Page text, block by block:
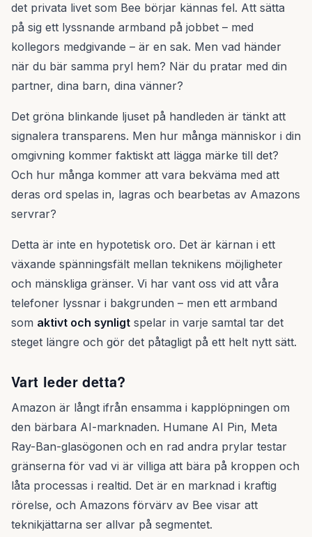
det privata livet som Bee börjar kännas fel. Att sätta
på sig ett lyssnande armband på jobbet – med
kollegors medgivande – är en sak. Men vad händer
när du bär samma pryl hem? När du pratar med din
partner, dina barn, dina vänner?
Det gröna blinkande ljuset på handleden är tänkt att
signalera transparens. Men hur många människor i din
omgivning kommer faktiskt att lägga märke till det?
Och hur många kommer att vara bekväma med att
deras ord spelas in, lagras och bearbetas av Amazons
servrar?
Detta är inte en hypotetisk oro. Det är kärnan i ett
växande spänningsfält mellan teknikens möjligheter
och mänskliga gränser. Vi har vant oss vid att våra
telefoner lyssnar i bakgrunden – men ett armband
som aktivt och synligt spelar in varje samtal tar det
steget längre och gör det påtagligt på ett helt nytt sätt.
Vart leder detta?
Amazon är långt ifrån ensamma i kapplöpningen om
den bärbara AI-marknaden. Humane AI Pin, Meta
Ray-Ban-glasögonen och en rad andra prylar testar
gränserna för vad vi är villiga att bära på kroppen och
låta processas i realtid. Det är en marknad i kraftig
rörelse, och Amazons förvärv av Bee visar att
teknikjättarna ser allvar på segmentet.